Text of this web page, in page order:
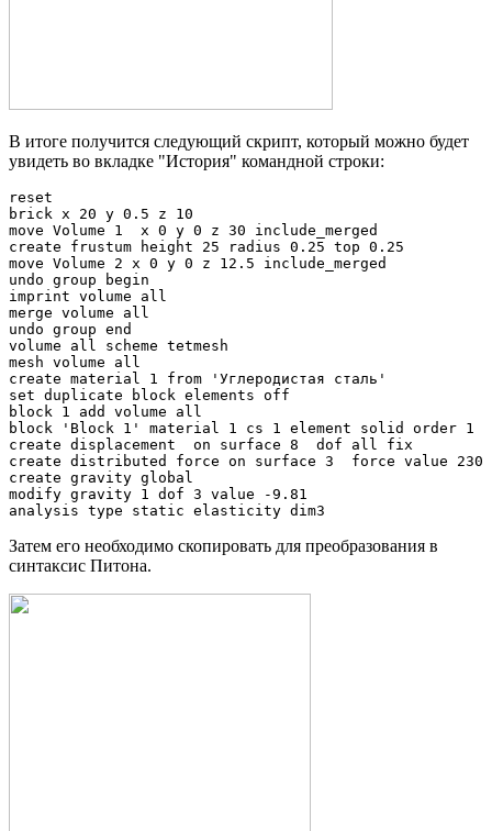
В итоге получится следующий скрипт, который можно будет
увидеть во вкладке "История" командной строки:
reset
brick x 20 y 0.5 z 10
move Volume 1  x 0 y 0 z 30 include_merged
create frustum height 25 radius 0.25 top 0.25
move Volume 2 x 0 y 0 z 12.5 include_merged
undo group begin
imprint volume all
merge volume all
undo group end
volume all scheme tetmesh
mesh volume all
create material 1 from 'Углеродистая сталь'
set duplicate block elements off
block 1 add volume all
block 'Block 1' material 1 cs 1 element solid order 1
create displacement  on surface 8  dof all fix
create distributed force on surface 3  force value 230
create gravity global
modify gravity 1 dof 3 value -9.81
analysis type static elasticity dim3
Затем его необходимо скопировать для преобразования в
синтаксис Питона.